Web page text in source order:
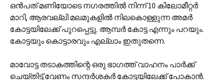
ഒൻപത് മണിയോടെ നഗരത്തിൽ നിന്ന് 10 കിലോമീറ്റർ
മാറി, ആരവല്ലി മലമുകളിൽ നിലകൊള്ളുന്ന അമർ
കോട്ടയിലേക്ക് പുറപ്പെട്ടു. ആമ്പർ കോട്ട എന്നും പറയും.
കോട്ടയും കൊട്ടാരവും എല്ലാം ഇതുതന്നെ.
മാവോട്ട തടാകത്തിന്റെ ഒരു ഭാഗത്ത് വാഹനം പാർക്ക്
ചെയ്തിട്ട് വേണം സന്ദർശകർ കോട്ടയിലേക്ക് പോകാൻ.